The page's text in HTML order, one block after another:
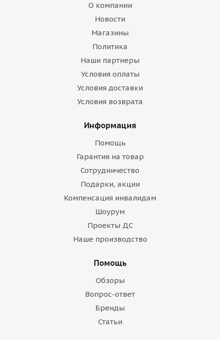
О компании
Новости
Магазины
Политика
Наши партнеры
Условия оплаты
Условия доставки
Условия возврата
Информация
Помощь
Гарантия на товар
Сотрудничество
Подарки, акции
Компенсация инвалидам
Шоурум
Проекты ДС
Наше производство
Помощь
Обзоры
Вопрос-ответ
Бренды
Статьи